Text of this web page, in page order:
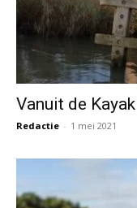
Vanuit de
Redactie - 1 mei 2021